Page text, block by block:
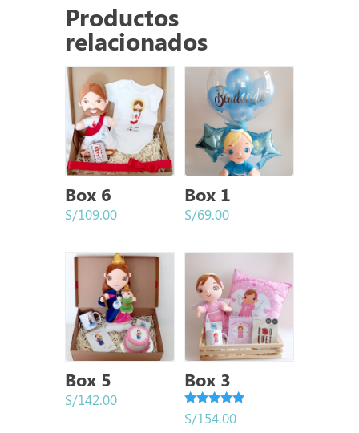
Productos
relacionados
Box 6
S/109.00
Box 1
S/69.00
Box 5
S/142.00
Box 3
Valorado
con
S/154.00